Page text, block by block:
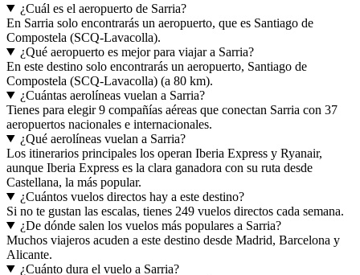
¿Cuál es el aeropuerto de Sarria?
En Sarria solo encontrarás un aeropuerto, que es Santiago de
Compostela (SCQ-Lavacolla).
¿Qué aeropuerto es mejor para viajar a Sarria?
En este destino solo encontrarás un aeropuerto, Santiago de
Compostela (SCQ-Lavacolla) (a 80 km).
¿Cuántas aerolíneas vuelan a Sarria?
Tienes para elegir 9 compañías aéreas que conectan Sarria con 37
aeropuertos nacionales e internacionales.
¿Qué aerolíneas vuelan a Sarria?
Los itinerarios principales los operan Iberia Express y Ryanair,
aunque Iberia Express es la clara ganadora con su ruta desde
Castellana, la más popular.
¿Cuántos vuelos directos hay a este destino?
Si no te gustan las escalas, tienes 249 vuelos directos cada semana.
¿De dónde salen los vuelos más populares a Sarria?
Muchos viajeros acuden a este destino desde Madrid, Barcelona y
Alicante.
¿Cuánto dura el vuelo a Sarria?